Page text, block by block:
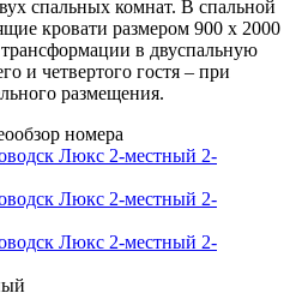
спальных комнат. В спальной
кровати размером 900 х 2000
в двуспальную
и четвертого гостя – при
размещения.